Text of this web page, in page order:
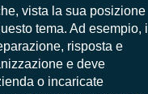
vista la sua posizione
tema. Ad esempio, il
risposta e
e deve
o incaricate